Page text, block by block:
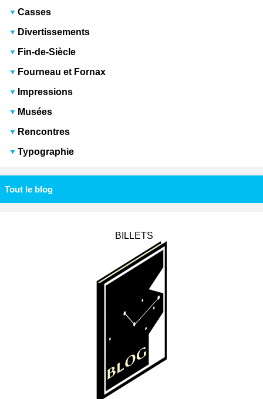
Casses
Divertissements
Fin-de-Siècle
Fourneau et Fornax
Impressions
Musées
Rencontres
Typographie
Tout le blog
BILLETS